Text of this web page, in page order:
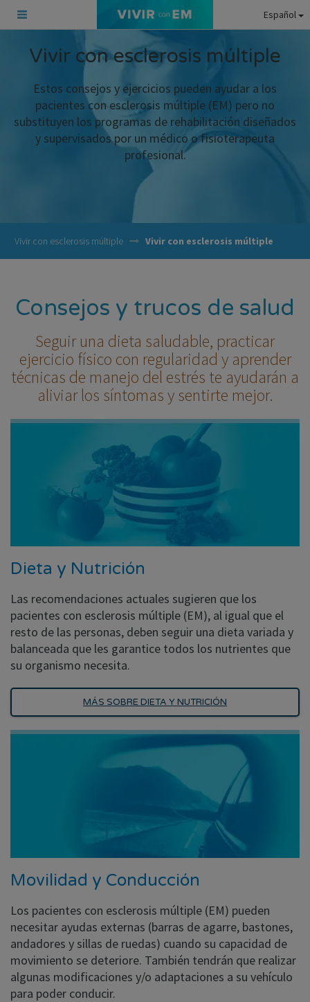
Español
Vivir con esclerosis múltiple
Estos consejos y ejercicios pueden ayudar a los
pacientes con esclerosis múltiple (EM) pero no
substituyen los programas de rehabilitación diseñados
y supervisados por un médico o fisioterapeuta
profesional.
Vivir con esclerosis múltiple Vivir con esclerosis múltiple
Consejos y trucos de salud
Seguir una dieta saludable, practicar
ejercicio físico con regularidad y aprender
técnicas de manejo del estrés te ayudarán a
aliviar los síntomas y sentirte mejor.
Dieta y Nutrición
Las recomendaciones actuales sugieren que los
pacientes con esclerosis múltiple (EM), al igual que el
resto de las personas, deben seguir una dieta variada y
balanceada que les garantice todos los nutrientes que
su organismo necesita.
MÁS SOBRE DIETA Y NUTRICIÓN
Movilidad y Conducción
Los pacientes con esclerosis múltiple (EM) pueden
necesitar ayudas externas (barras de agarre, bastones,
andadores y sillas de ruedas) cuando su capacidad de
movimiento se deteriore. También tendrán que realizar
algunas modificaciones y/o adaptaciones a su vehículo
para poder conducir.